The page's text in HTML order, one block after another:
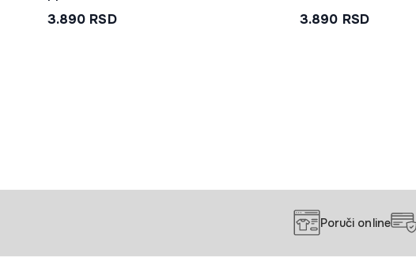
3.890 RSD 3.890 RSD
Poruči online